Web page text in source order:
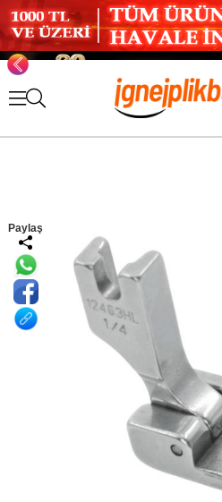
Paylaş